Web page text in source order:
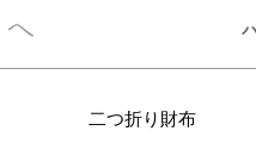
二つ折り財布